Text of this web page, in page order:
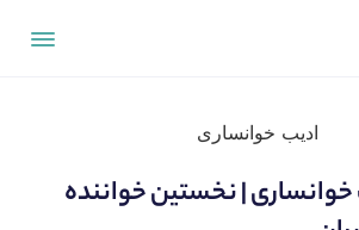
| نخستین خواننده